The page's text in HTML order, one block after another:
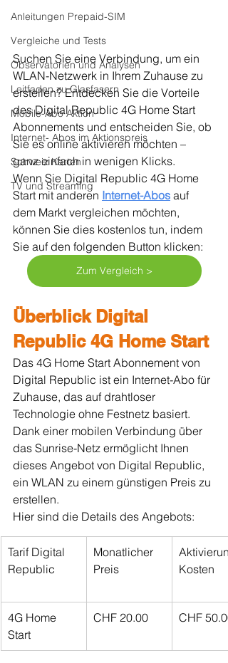
Anleitungen Prepaid-SIM
Vergleiche und Tests
Observatorien und Analysen
Leitfaden zu Glasfasern
Mobile-Abo Aktion
Internet- Abos im Aktionspreis
Schweiz Karten
TV und Streaming
Suchen Sie eine Verbindung, um ein
WLAN-Netzwerk in Ihrem Zuhause zu
erstellen? Entdecken Sie die Vorteile
des Digital Republic 4G Home Start
Abonnements und entscheiden Sie, ob
Sie es online aktivieren möchten –
ganz einfach in wenigen Klicks.
Wenn Sie Digital Republic 4G Home
Start mit anderen Internet-Abos auf
dem Markt vergleichen möchten,
können Sie dies kostenlos tun, indem
Sie auf den folgenden Button klicken:
Zum Vergleich >
Überblick Digital
Republic 4G Home Start
Das 4G Home Start Abonnement von
Digital Republic ist ein Internet-Abo für
Zuhause, das auf drahtloser
Technologie ohne Festnetz basiert.
Dank einer mobilen Verbindung über
das Sunrise-Netz ermöglicht Ihnen
dieses Angebot von Digital Republic,
ein WLAN zu einem günstigen Preis zu
erstellen.
Hier sind die Details des Angebots:
Tarif Digital
Republic
Monatlicher
Preis
Kosten
4G Home
Start
CHF 20.00 CHF 50.00